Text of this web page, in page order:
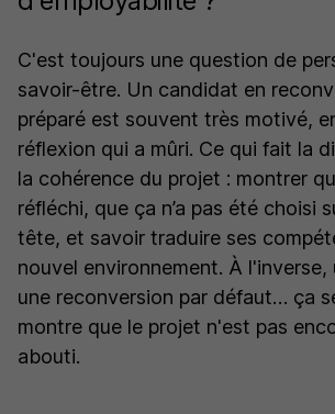
C'est toujours une question de
savoir-être. Un candidat en
préparé est souvent très motivé,
réflexion qui a mûri. Ce qui fait la
la cohérence du projet : montrer
réfléchi, que ça n’a pas été choisi
tête, et savoir traduire ses
nouvel environnement. À
une reconversion par défaut… ça
montre que le projet n'est pas
abouti.